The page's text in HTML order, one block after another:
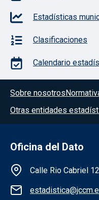
Estadísticas
Clasificaciones
Calendario
Menú del pie
Sobre nosotros
Otras entidades
Oficina del Dato
Información de
Calle Rio Cabriel